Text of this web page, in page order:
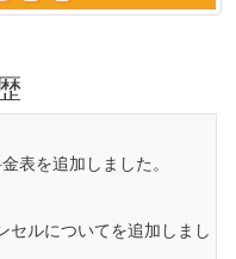
表を追加しました。
セルについてを追加しまし